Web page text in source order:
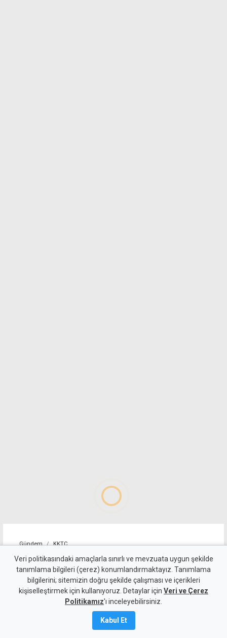
Gündem KKTC
Girne-Değirmenlik Dağ
Yolu'nun bir bölümü trafiğe
kapatılacak
Veri politikasındaki amaçlarla sınırlı ve mevzuata uygun şekilde
tanımlama bilgileri (çerez) konumlandırmaktayız. Tanımlama
bilgilerini; sitemizin doğru şekilde çalışması ve içerikleri
kişiselleştirmek için kullanıyoruz. Detaylar için Veri ve Çerez
Politikamız'ı inceleyebilirsiniz.
Kabul Et